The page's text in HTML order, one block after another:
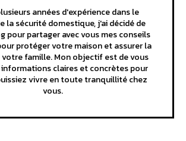
années d'expérience dans le
la sécurité domestique, j'ai décidé de
pour partager avec vous mes conseils
protéger votre maison et assurer la
votre famille. Mon objectif est de vous
claires et concrètes pour
vivre en toute tranquillité chez
vous.